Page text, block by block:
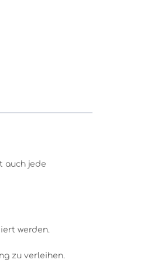
auch jede
werden.
zu verleihen.